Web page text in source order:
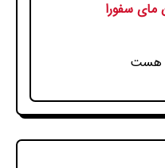
سفورا
هست